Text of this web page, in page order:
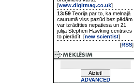
[www.digitmag.co.uk]
13:59 Teorija par to, ka melnajā
caurumā viss pazūd bez pēdām
var izrādīties nepatiesa un 21.
jūlijā Stephen Hawking centīsies
to pierādīt. [new scientist]
[RSS]
ADVANCED